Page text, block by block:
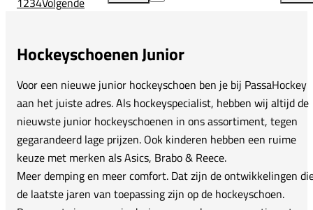
Grays Aero Cage Junior toevoegen aan vergelijking
Hockeyschoenen Junior
Voor een nieuwe junior hockeyschoen ben je bij PassaHockey
aan het juiste adres. Als hockeyspecialist, hebben wij altijd de
nieuwste junior hockeyschoenen in ons assortiment, tegen
gegarandeerd lage prijzen. Ook kinderen hebben een ruime
keuze met merken als Asics, Brabo & Reece.
Meer demping en meer comfort. Dat zijn de ontwikkelingen
de laatste jaren van toepassing zijn op de hockeyschoen.